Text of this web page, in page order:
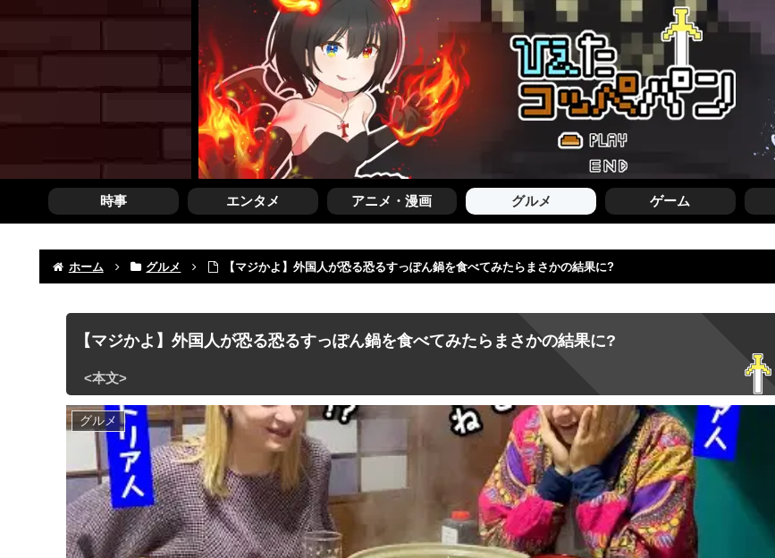
時事 エンタメ アニメ・漫画 グルメ ゲーム
ホーム グルメ 【マジかよ】外国人が恐る恐るすっぽん鍋を食べてみたらまさかの結果に?
【マジかよ】外国人が恐る恐るすっぽん鍋を食べてみたらまさかの結果に?
グルメ